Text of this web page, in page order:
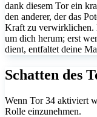
dank diesem Tor ein
den anderer, der das
Kraft zu verwirklichen.
um dich herum; erst
dient, entfaltet deine
Schatten des
Wenn Tor 34 aktiviert
Rolle einzunehmen.